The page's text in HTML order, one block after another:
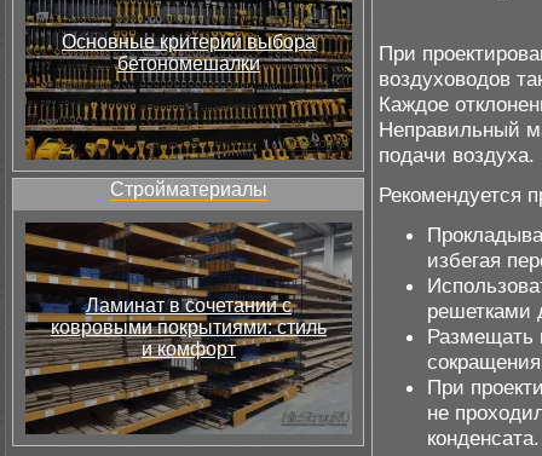
Основные критерии выбора
бетономешалки
Стройматериалы
Ламинат в сочетании с
ковровыми покрытиями: стиль
и комфорт
При
воздуховодов
Каждое
Неправильный
подачи воздуха.
Рекомендуется
избегая
решетками
Размещать
При
не
конденсата.